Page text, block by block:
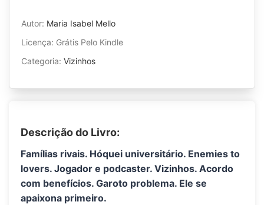
Autor: Maria Isabel Mello
Licença: Grátis Pelo Kindle
Categoria: Vizinhos
Descrição do Livro:
Famílias rivais. Hóquei universitário. Enemies to
lovers. Jogador e podcaster. Vizinhos. Acordo
com benefícios. Garoto problema. Ele se
apaixona primeiro.